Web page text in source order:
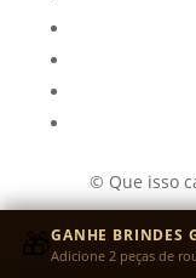
© Que isso
Endereço: Rua
🎁GANHE BRINDES
Adicione 2 peças de